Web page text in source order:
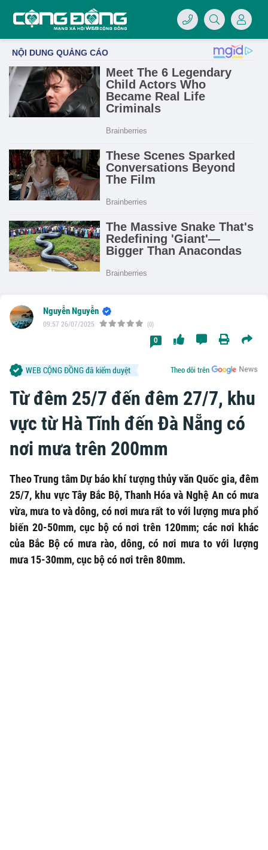
Từ đêm 25/7 đến đêm 27/7, khu
vực từ Hà Tĩnh đến Đà Nẵng có
nơi mưa trên 200mm
Theo Trung tâm Dự báo khí tượng thủy văn Quốc gia, đêm
25/7, khu vực Tây Bắc Bộ, Thanh Hóa và Nghệ An có mưa
vừa, mưa to và dông, có nơi mưa rất to với lượng mưa phổ
biến 20-50mm, cục bộ có nơi trên 120mm; các nơi khác
của Bắc Bộ có mưa rào, dông, có nơi mưa to với lượng
mưa 15-30mm, cục bộ có nơi trên 80mm.
Nguyễn Nguyễn
09:57 26/07/2025 (0)
0
Theo dõi trên
WEB CỘNG ĐỒNG đã kiểm duyệt
LOGO-